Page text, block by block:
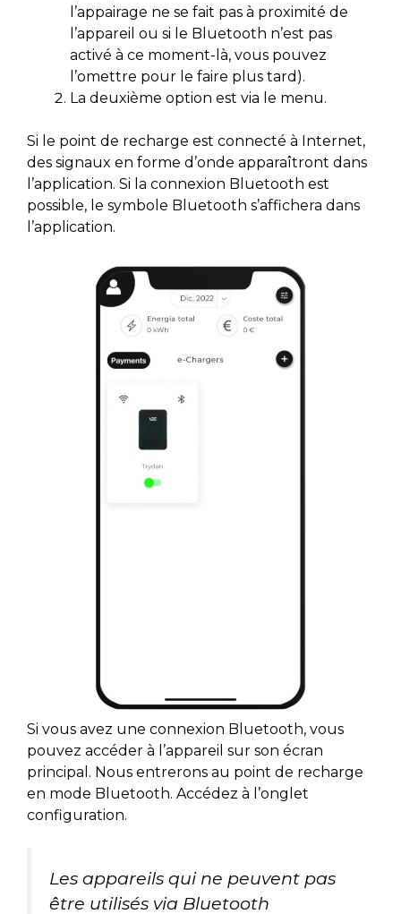
l’appairage ne se fait pas à proximité de
l’appareil ou si le Bluetooth n’est pas
activé à ce moment-là, vous pouvez
l’omettre pour le faire plus tard).
La deuxième option est via le menu.
Si le point de recharge est connecté à Internet,
des signaux en forme d’onde apparaîtront dans
l’application. Si la connexion Bluetooth est
possible, le symbole Bluetooth s’affichera dans
l’application.
Si vous avez une connexion Bluetooth, vous
pouvez accéder à l’appareil sur son écran
principal. Nous entrerons au point de recharge
en mode Bluetooth. Accédez à l’onglet
configuration.
Les appareils qui ne peuvent pas
être utilisés via Bluetooth